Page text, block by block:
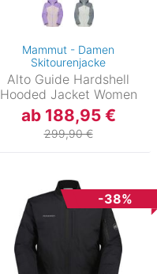
Mammut - Damen
Skitourenjacke
Alto Guide Hardshell
Hooded Jacket Women
ab 188,95 €
299,90 €
-38%